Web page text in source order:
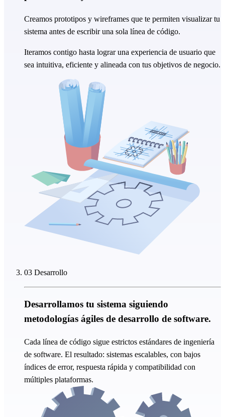
Creamos prototipos y wireframes que te permiten visualizar tu
sistema antes de escribir una sola línea de código.
Iteramos contigo hasta lograr una experiencia de usuario que
sea intuitiva, eficiente y alineada con tus objetivos de negocio.
03 Desarrollo
Desarrollamos tu sistema siguiendo
metodologías ágiles de desarrollo de software.
Cada línea de código sigue estrictos estándares de ingeniería
de software. El resultado: sistemas escalables, con bajos
índices de error, respuesta rápida y compatibilidad con
múltiples plataformas.